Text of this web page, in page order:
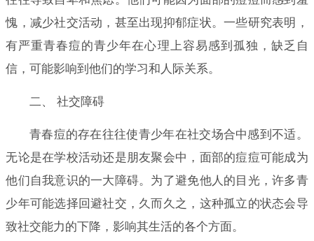
愧，减少社交活动，甚至出现抑郁症状。一些研究表明，
有严重青春痘的青少年在心理上容易感到孤独，缺乏自
信，可能影响到他们的学习和人际关系。
二、 社交障碍
青春痘的存在往往使青少年在社交场合中感到不适。
无论是在学校活动还是朋友聚会中，面部的痘痘可能成为
他们自我意识的一大障碍。为了避免他人的目光，许多青
少年可能选择回避社交，久而久之，这种孤立的状态会导
致社交能力的下降，影响其生活的各个方面。